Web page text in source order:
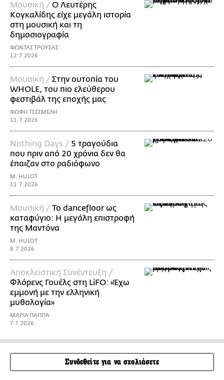
Μουσική /Ο Λευτέρης
Κογκαλίδης είχε μεγάλη ιστορία
στη μουσική και τη
δημοσιογραφία
ΦΩΝΤΑΣ ΤΡΟΥΣΑΣ
12.7.2026
Μουσική /Στην ουτοπία του
WHOLE, του πιο ελεύθερου
φεστιβάλ της εποχής μας
ΦΩΦΗ ΤΣΕΣΜΕΛΗ
11.7.2026
Nothing Days / 5 τραγούδια
που πριν από 20 χρόνια δεν θα
έπαιζαν στο ραδιόφωνο
M. HULOT
11.7.2026
Μουσική /Το dancefloor ως
καταφύγιο: Η μεγάλη επιστροφή
της Μαντόνα
M. HULOT
8.7.2026
Αποκλειστική Συνέντευξη /
Φλόρενς Γουέλς στη LiFO: «Έχω
εμμονή με την ελληνική
μυθολογία»
ΜΑΡΙΑ ΠΑΠΠΑ
7.7.2026
Συνδεθείτε για να σχολιάσετε